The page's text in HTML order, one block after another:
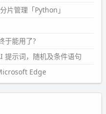
片管理「Python」
于能用了?
提示词，随机及条件语句
Edge